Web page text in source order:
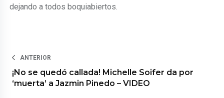
dejando a todos boquiabiertos.
ANTERIOR
¡No se quedó callada! Michelle Soifer da por
‘muerta’ a Jazmin Pinedo – VIDEO